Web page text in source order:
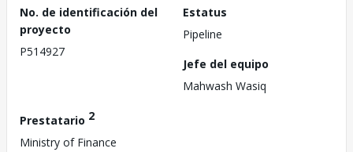
No. de identificación del
proyecto
P514927
Estatus
Pipeline
Jefe del equipo
Mahwash Wasiq
Prestatario 2
Ministry of Finance